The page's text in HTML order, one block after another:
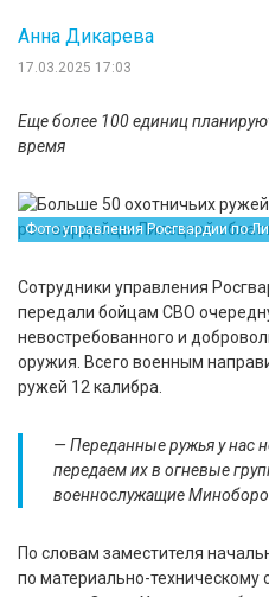
17.03.2025 17:03
Анна Дикарева
Еще более 100 единиц
время
Фото управления Росгвардии по
Сотрудники управления
передали бойцам СВО
невостребованного и
оружия. Всего военным
ружей 12 калибра.
— Переданные ружья у нас
передаем их в огневые
военнослужащие
По словам заместителя
по материально-техническому